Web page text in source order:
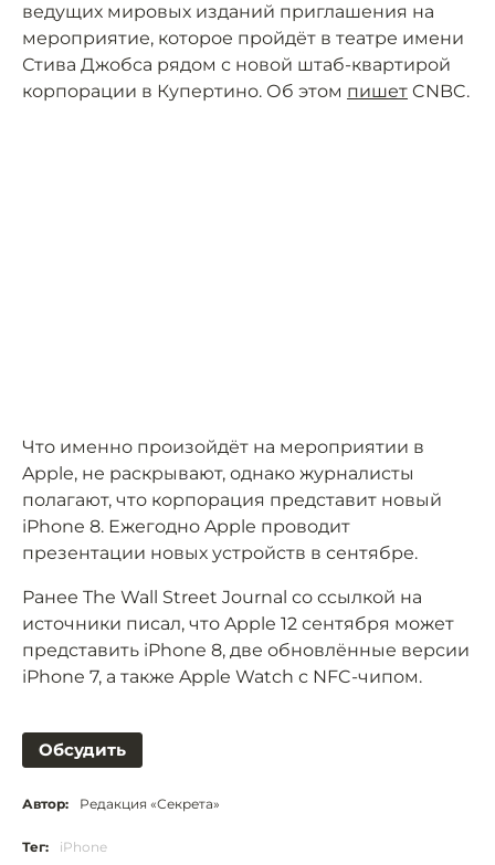
ведущих мировых изданий приглашения на
мероприятие, которое пройдёт в театре имени
Стива Джобса рядом с новой штаб-квартирой
корпорации в Купертино. Об этом пишет CNBC.
Что именно произойдёт на мероприятии в
Apple, не раскрывают, однако журналисты
полагают, что корпорация представит новый
iPhone 8. Ежегодно Apple проводит
презентации новых устройств в сентябре.
Ранее The Wall Street Journal со ссылкой на
источники писал, что Apple 12 сентября может
представить iPhone 8, две обновлённые версии
iPhone 7, а также Apple Watch с NFC-чипом.
Обсудить
Автор: Редакция «Секрета»
Тег: iPhone